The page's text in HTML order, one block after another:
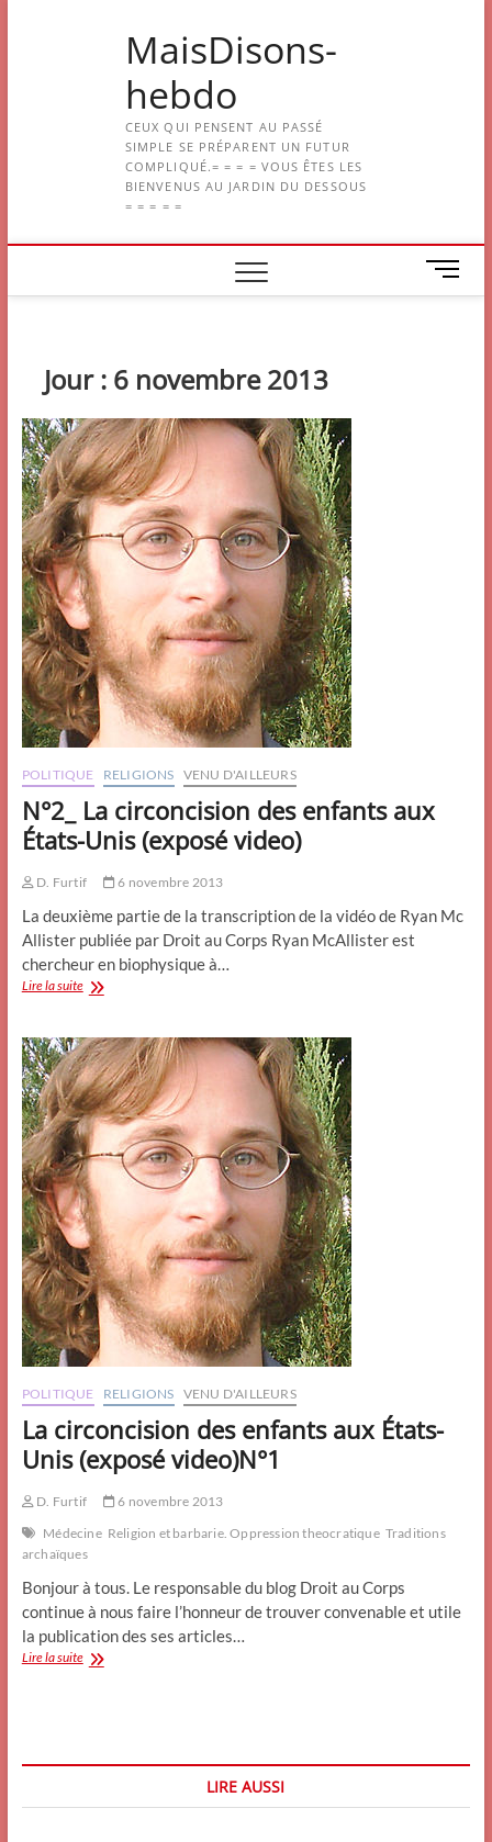
MaisDisons-
hebdo
CEUX QUI PENSENT AU PASSÉ
SIMPLE SE PRÉPARENT UN FUTUR
COMPLIQUÉ.= = = = VOUS ÊTES LES
BIENVENUS AU JARDIN DU DESSOUS
= = = = =
M
e
Jour : 6 novembre 2013
POLITIQUE RELIGIONS VENU D'AILLEURS
N°2_ La circoncision des enfants aux
États-Unis (exposé video)
D. Furtif 6 novembre 2013
La deuxième partie de la transcription de la vidéo de Ryan Mc
Allister publiée par Droit au Corps Ryan McAllister est
chercheur en biophysique à…
Lire la suiteN°2_
des
enfants
aux
États-
Unis
(exposé
video)
POLITIQUE RELIGIONS VENU D'AILLEURS
La circoncision des enfants aux États-
Unis (exposé video)N°1
D. Furtif
6 novembre 2013
Médecine Religion et barbarie. Oppression theocratique Traditions
archaïques
Bonjour à tous. Le responsable du blog Droit au Corps
continue à nous faire l’honneur de trouver convenable et utile
la publication des ses articles…
Lire la suiteLa
LIRE AUSSI